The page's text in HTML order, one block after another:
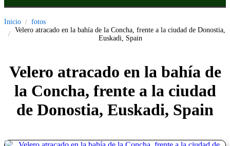
Inicio
fotos
Velero atracado en la bahía de la Concha, frente a la ciudad de Donostia,
Euskadi, Spain
Velero atracado en la bahía de
la Concha, frente a la ciudad
de Donostia, Euskadi, Spain